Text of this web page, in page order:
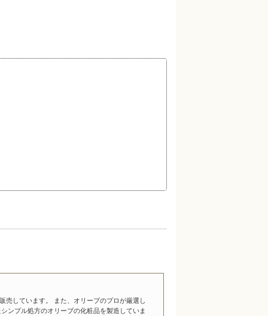
売しています。 また、オリーブのプロが厳選し
ンプル処方のオリーブの化粧品を製造していま